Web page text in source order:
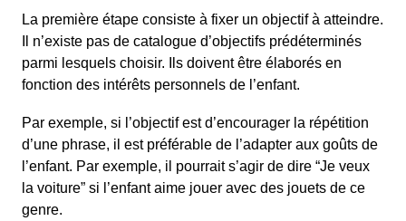
La première étape consiste à fixer un objectif à atteindre.
Il n’existe pas de catalogue d’objectifs prédéterminés
parmi lesquels choisir. Ils doivent être élaborés en
fonction des intérêts personnels de l’enfant.
Par exemple, si l’objectif est d’encourager la répétition
d’une phrase, il est préférable de l’adapter aux goûts de
l’enfant. Par exemple, il pourrait s’agir de dire “Je veux
la voiture” si l’enfant aime jouer avec des jouets de ce
genre.